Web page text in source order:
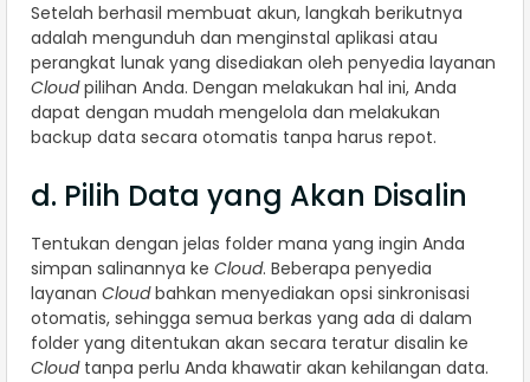
Setelah berhasil membuat akun, langkah berikutnya
adalah mengunduh dan menginstal aplikasi atau
perangkat lunak yang disediakan oleh penyedia layanan
Cloudpilihan Anda. Dengan melakukan hal ini, Anda
dapat dengan mudah mengelola dan melakukan
backup data secara otomatis tanpa harus repot.
d. Pilih Data yang Akan Disalin
Tentukan dengan jelas folder mana yang ingin Anda
simpan salinannya ke Cloud. Beberapa penyedia
layanan Cloudbahkan menyediakan opsi sinkronisasi
otomatis, sehingga semua berkas yang ada di dalam
folder yang ditentukan akan secara teratur disalin ke
Cloudtanpa perlu Anda khawatir akan kehilangan data.